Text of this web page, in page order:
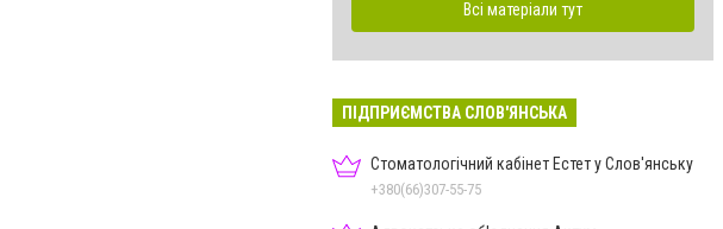
Всі матеріали тут
ПІДПРИЄМСТВА СЛОВ'ЯНСЬКА
Стоматологічний кабінет Естет у Слов'янську
+380(66)307-55-75